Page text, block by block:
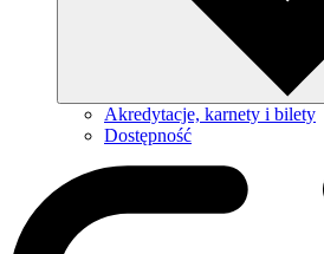
Akredytacje, karnety i bilety
Dostępność